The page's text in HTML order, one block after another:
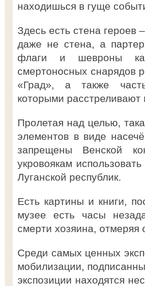
находишься в гуще
Здесь есть стена
даже не стена, а
флаги и шевроны
смертоносных снарядов
«Град», а также
которыми
Пролетая над целью,
элементов в виде
запрещены Венской
укровоякам
Луганской республик.
Есть картины и книги,
музее есть часы
смерти хозяина, отмеряя
Среди самых ценных
мобилизации,
экспозиции находятся